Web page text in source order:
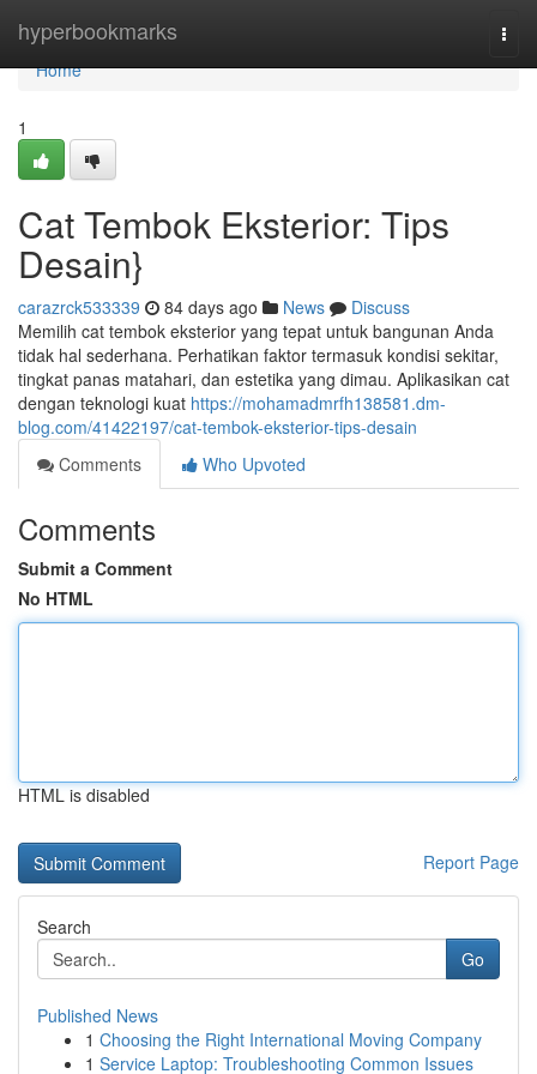
hyperbookmarks
Home
Home
1
Cat Tembok Eksterior: Tips
Desain}
carazrck533339 84 days ago News
Discuss
Memilih cat tembok eksterior yang tepat untuk bangunan Anda
tidak hal sederhana. Perhatikan faktor termasuk kondisi sekitar,
tingkat panas matahari, dan estetika yang dimau. Aplikasikan cat
dengan teknologi kuat https://mohamadmrfh138581.dm-
blog.com/41422197/cat-tembok-eksterior-tips-desain
Comments
Who Upvoted
Comments
Submit a Comment
No HTML
HTML is disabled
Report Page
Search
Go
Published News
1 Choosing the Right International Moving Company
1 Service Laptop: Troubleshooting Common Issues